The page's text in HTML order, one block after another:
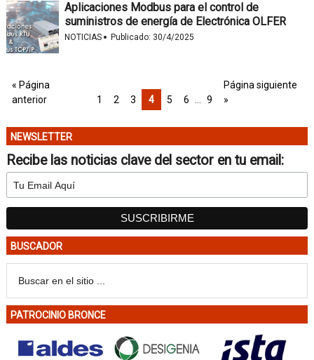
Aplicaciones Modbus para el control de
suministros de energía de Electrónica OLFER
NOTICIAS · Publicado: 30/4/2025
« Página
anterior
1 2 3 4 5 6 9
Página siguiente
»
NEWSLETTER
Recibe las noticias clave del sector en tu email:
BUSCADOR
PATROCINIO BRONCE